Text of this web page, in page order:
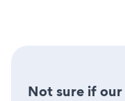
Not sure if our